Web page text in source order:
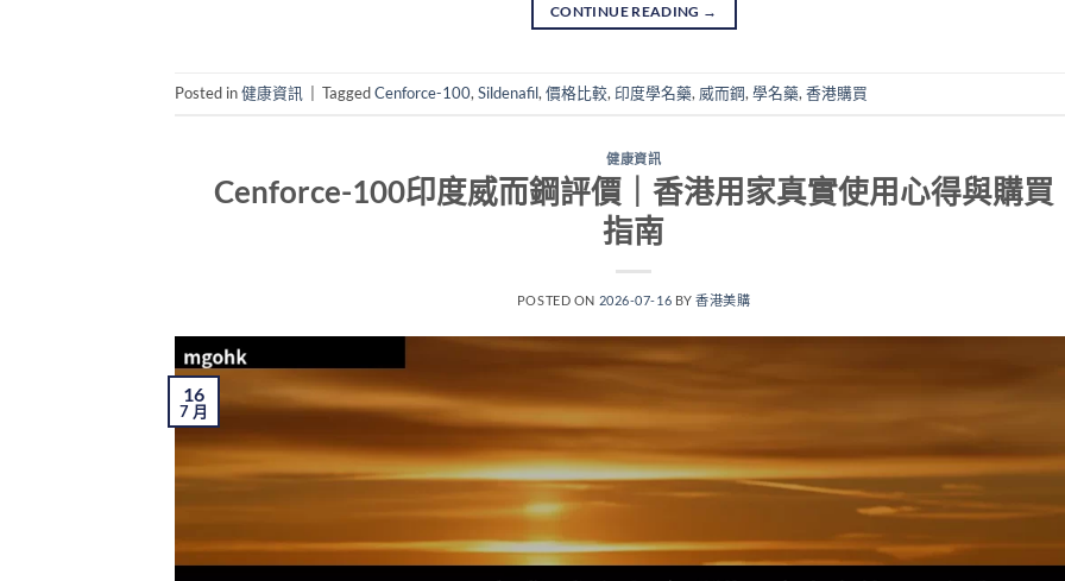
CONTINUE READING →
Posted in健康資訊 TaggedCenforce-100,Sildenafil,價格比較,印度學名藥, 威而鋼,學名藥,香港購買
健康資訊
Cenforce-100印度威而鋼評價｜香港用家真實使用心得與購買
指南
POSTED ON 2026-07-16 BY香港美購
16
7 月